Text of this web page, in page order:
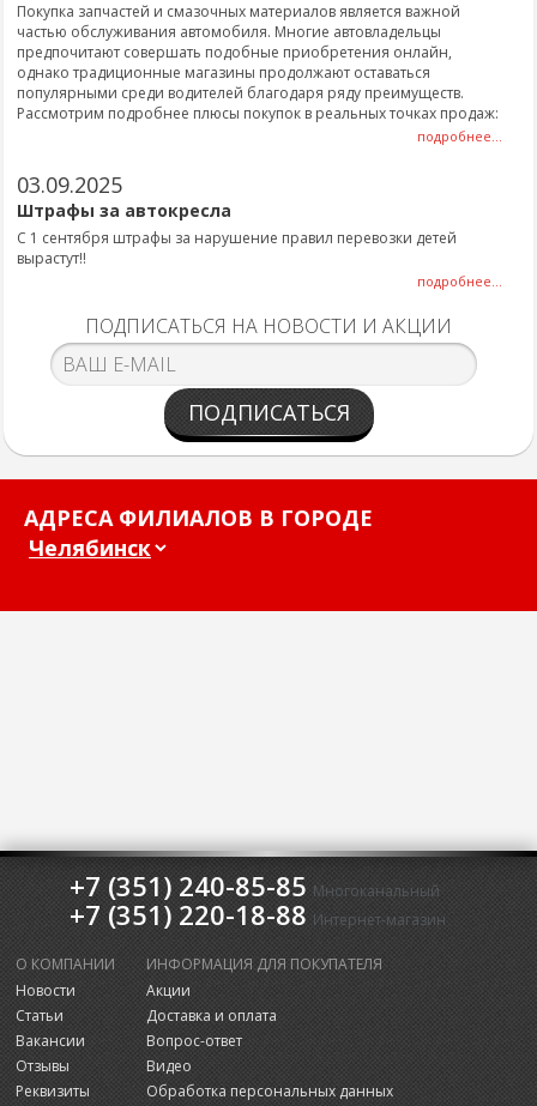
Покупка запчастей и смазочных материалов является важной
частью обслуживания автомобиля. Многие автовладельцы
предпочитают совершать подобные приобретения онлайн,
однако традиционные магазины продолжают оставаться
популярными среди водителей благодаря ряду преимуществ.
Рассмотрим подробнее плюсы покупок в реальных точках продаж:
подробнее...
03.09.2025
Штрафы за автокресла
С 1 сентября штрафы за нарушение правил перевозки детей
вырастут!!
подробнее...
ПОДПИСАТЬСЯ НА НОВОСТИ И АКЦИИ
ПОДПИСАТЬСЯ
АДРЕСА ФИЛИАЛОВ В ГОРОДЕ
+7 (351) 240-85-85 Многоканальный
+7 (351) 220-18-88 Интернет-магазин
О КОМПАНИИ
Новости
Статьи
Вакансии
Отзывы
Реквизиты
ИНФОРМАЦИЯ ДЛЯ ПОКУПАТЕЛЯ
Акции
Доставка и оплата
Вопрос-ответ
Видео
Обработка персональных данных